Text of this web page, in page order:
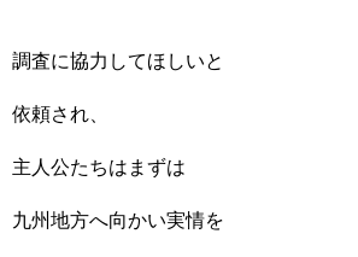
調査に協力してほしいと
依頼され、
主人公たちはまずは
九州地方へ向かい実情を